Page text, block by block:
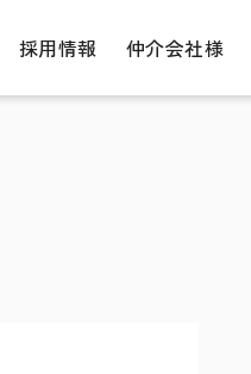
採用情報 仲介会社様